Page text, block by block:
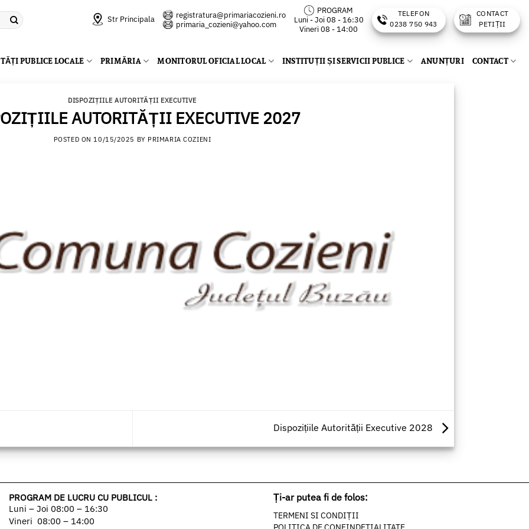
Str Principala
registratura@primariacozieni.ro
primaria_cozieni@yahoo.com
PROGRAM
Luni - Joi 08 - 16:30
Vineri 08 - 14:00
TELEFON
0238 750 943
CONTACT
PETIȚII
PUBLICE LOCALE PRIMĂRIA MONITORUL OFICIAL LOCAL INSTITUȚII ȘI SERVICII PUBLICE ANUNȚURI CONTACT
DISPOZIȚIILE AUTORITĂȚII EXECUTIVE
AUTORITĂȚII EXECUTIVE 2027
POSTED ON10/15/2025 BY PRIMARIA COZIENI
Dispozițiile Autorității Executive 2028
PROGRAM DE LUCRU CU PUBLICUL :
Luni – Joi 08:00 – 16:30
Vineri 08:00 – 14:00
Ți-ar putea fi de folos:
TERMENI SI CONDIȚII